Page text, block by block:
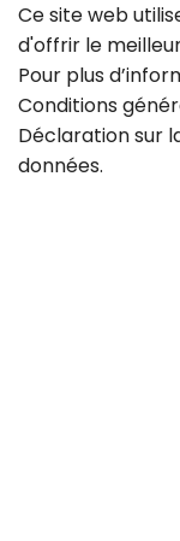
Ce site web
d'offrir le
Pour plus
Conditions
Déclaration sur
données.